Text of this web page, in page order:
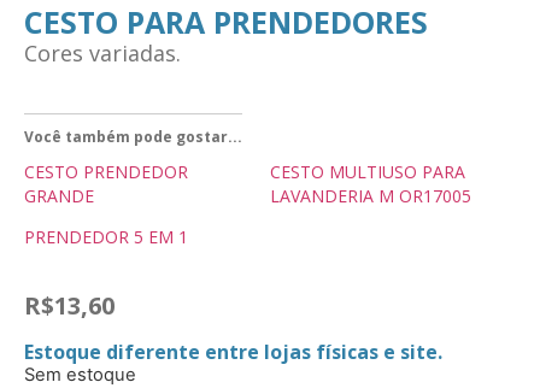
CESTO PARA PRENDEDORES
Cores variadas.
Você também pode gostar...
CESTO PRENDEDOR
GRANDE
CESTO MULTIUSO PARA
LAVANDERIA M OR17005
PRENDEDOR 5 EM 1
R$13,60
Estoque diferente entre lojas físicas e site.
Sem estoque